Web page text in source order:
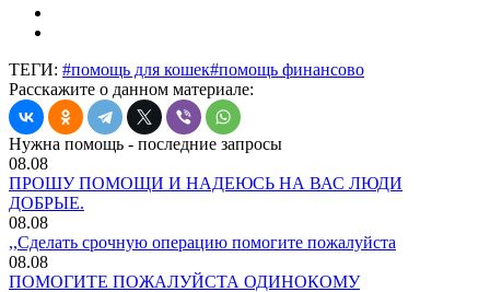
ТЕГИ: #помощь для кошек#помощь финансово
Расскажите о данном материале:
Нужна помощь - последние запросы
08.08
ПРОШУ ПОМОЩИ И НАДЕЮСЬ НА ВАС ЛЮДИ
ДОБРЫЕ.
08.08
,,Сделать срочную операцию помогите пожалуйста
08.08
ПОМОГИТЕ ПОЖАЛУЙСТА ОДИНОКОМУ